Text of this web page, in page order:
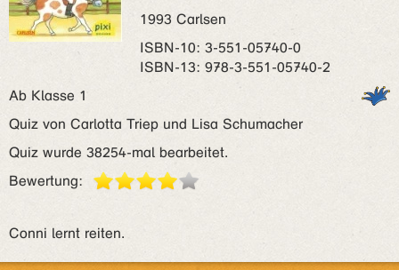
1993 Carlsen
ISBN‑10: 3-551-05740-0
ISBN‑13: 978-3-551-05740-2
Ab Klasse 1
Quiz von Carlotta Triep und Lisa Schumacher
Quiz wurde 38254-mal bearbeitet.
Bewertung:
Conni lernt reiten.